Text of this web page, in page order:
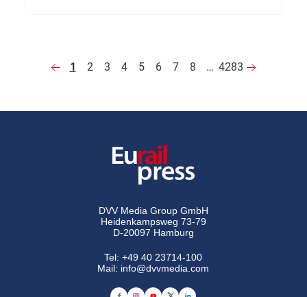
1 2 3 4 5 6 7 8 … 4283
DVV Media Group GmbH
Heidenkampsweg 73-79
D-20097 Hamburg
Tel:+49 40 23714-100
Mail: info@dvvmedia.com